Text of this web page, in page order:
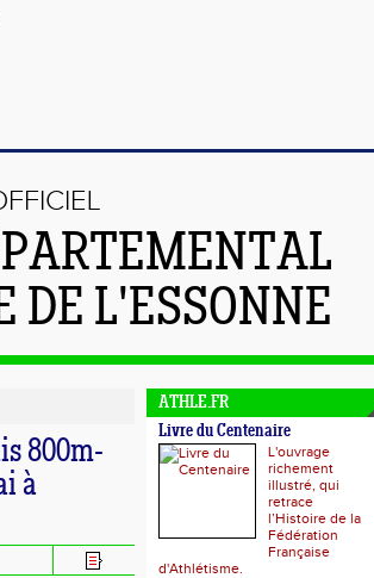
L'ESSONNE
800m-
à
ATHLE.FR
Livre du Centenaire
L'ouvrage
richement
illustré, qui
retrace
l’Histoire de la
Fédération
Française
d'Athlétisme.